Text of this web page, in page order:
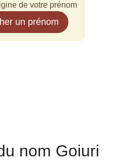
de votre prénom
un prénom
nom Goiuri